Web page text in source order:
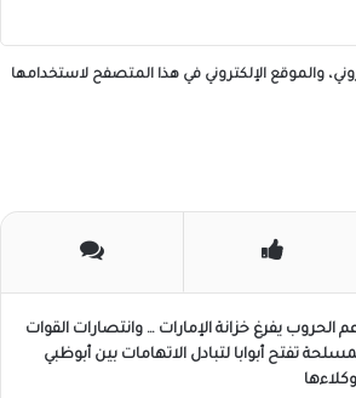
والموقع الإلكتروني في هذا المتصفح لاستخدامها
الحروب يفرغ خزانة الإمارات … وانتصارات القوات
تفتح أبوابا لتبادل الاتهامات بين أبوظبي